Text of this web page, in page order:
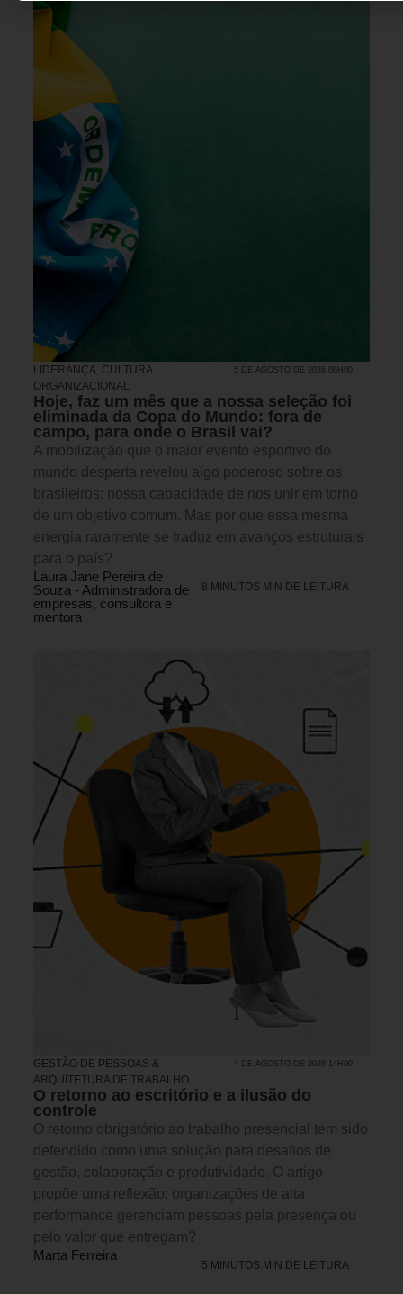
LIDERANÇA, CULTURA
ORGANIZACIONAL
5 DE AGOSTO DE 2026 08H00
Hoje, faz um mês que a nossa seleção foi
eliminada da Copa do Mundo: fora de
campo, para onde o Brasil vai?
A mobilização que o maior evento esportivo do
mundo desperta revelou algo poderoso sobre os
brasileiros: nossa capacidade de nos unir em torno
de um objetivo comum. Mas por que essa mesma
energia raramente se traduz em avanços estruturais
para o país?
Laura Jane Pereira de
Souza - Administradora de
empresas, consultora e
mentora
8 MINUTOS MIN DE LEITURA
GESTÃO DE PESSOAS &
ARQUITETURA DE TRABALHO
4 DE AGOSTO DE 2026 14H00
O retorno ao escritório e a ilusão do
controle
O retorno obrigatório ao trabalho presencial tem sido
defendido como uma solução para desafios de
gestão, colaboração e produtividade. O artigo
propõe uma reflexão: organizações de alta
performance gerenciam pessoas pela presença ou
pelo valor que entregam?
Marta Ferreira
5 MINUTOS MIN DE LEITURA